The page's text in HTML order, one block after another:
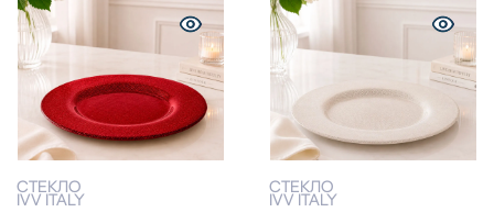
СТЕКЛО
IVV ITALY
СТЕКЛО
IVV ITALY